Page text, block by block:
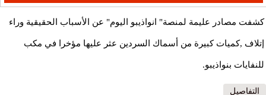
كشفت مصادر عليمة لمنصة" انواذيبو اليوم" عن الأسباب الحقيقية وراء
إتلاف ,كميات كبيرة من أسماك السردين عثر عليها مؤخرا في مكب
للنفايات بنواذيبو.
التفاصيل